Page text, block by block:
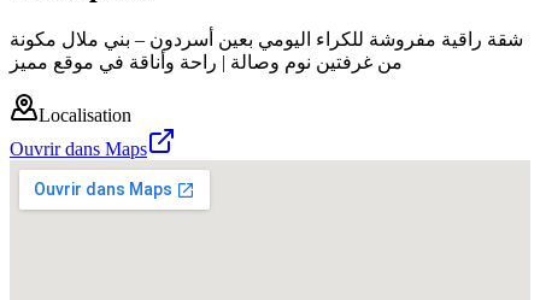
شقة راقية مفروشة للكراء اليومي بعين أسردون – بني ملال مكونة
من غرفتين نوم وصالة | راحة وأناقة في موقع مميز
Localisation
Ouvrir dans Maps